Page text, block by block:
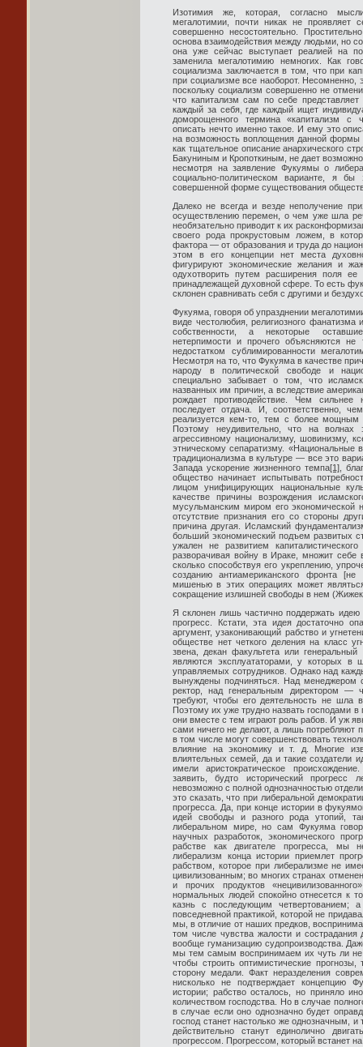
Изотимия же, которая, согласно
мегалотимии, почти никак не проявляет
совершенно несостоятельно.
основа взаимодействия между людьми, но
она уже сейчас выступает реалией на
заменила мегалотимию немногих. Как
социализма заключается в том, что при
при социализме все наоборот. Несомненно,
поскольку социализм совершенно не
что капитализм сам по себе
каждый за себя, где каждый ищет
доморощенного термина «капитализм с
описать нечто именно такое. И ему это
на возможность воплощения данной формы
как тщательное описание анархического
Бакуниным и Кропоткиным, не дает
несмотря на заявление Фукуямы о
социально-политическом варианте, я
совершенной форме существования
Далеко не всегда и везде неполучение
осуществлению перемен, о чем уже шла
необязательно приводит к их
своего рода прокрустовым ложем, в
фактора — от образования и труда до
этом в его концепции нет места
фигурируют экономические желания и
одухотворить путем расширения поля ее
принадлежащей духовной сфере. То есть
склонен сравнивать себя с другими и
Фукуяма, говоря об упразднении
виде честолюбия, религиозного
собственности, а некоторые
нетерпимости и прочего объясняются не
недостатком сублимированности
Несмотря на то, что Фукуяма в качестве
народу в политической свободе и
специально забывает о том, что
названных им причин, а вследствие
рождает противодействие. Чем
последует отдача. И, соответственно,
реализуется кем-то, тем с более мощным
Поэтому неудивительно, что на волнах
агрессивному национализму, шовинизму,
этническому сепаратизму. «Национальные
традиционализма в культуре — все это
Запада ускорение жизненного темпа[1] ,
общество начинает испытывать
лицом унифицирующих национальные
качестве причины возрождения
мусульманским миром его экономической
отсутствие признания его со стороны
причина другая. Исламский
больший экономический подъем развитых
ужален не развитием
разворачивая войну в Ираке, множит себе
сколько способствуя его укреплению,
созданию антиамериканского фронта
мишенью в этих операциях может
сокращение излишней свободы в нем
Я склонен лишь частично поддержать
прогресс. Кстати, эта идея достаточно
аргумент, узаконивающий рабство и
обществе нет четкого деления на класс
звена, декан факультета или
являются эксплуататорами, у которых в
управляемых сотрудников. Однако над
вынуждены подчиняться. Над менеджером
ректор, над генеральным директором —
требуют, чтобы его деятельность не шла
Поэтому их уже трудно назвать господами
они вместе с тем играют роль рабов. И уж
сами ничего не делают, а лишь потребляют
в том числе могут совершенствовать
влияние на экономику и т. д. Многие
влиятельных семей, да и такие создатели
имели аристократическое
заявить, будто исторический
невозможно с полной однозначностью
это сказать, что при либеральной
прогресса. Да, при конце истории в
идей свободы и разного рода утопий,
либеральном мире, но сам Фукуяма
научных разработок, экономического
рабстве как двигателе прогресса, мы
либерализм конца истории приемлет
рабством, которое при либерализме не
цивилизованным; во многих странах
и прочих продуктов
нормальных людей спокойно отнесется к
казнь с последующим
повседневной практикой, которой не
мы, в отличие от наших предков,
том числе чувства жалости и
вообще гуманизацию судопроизводства.
мы тем самым воспринимаем их чуть ли
чтобы строить оптимистические
сторону медали. Факт неразделения
нисколько не подтверждает концепцию
истории; рабство осталось, но приняло
количеством господства. Но в случае
в случае если оно однозначно будет
господ станет настолько же однозначным,
действительно станут единолично
прогрессом. Прогрессом, который встанет